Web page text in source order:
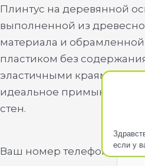
если у
Плинтус на деревянной
выполненной из
материала и
пластиком без
эластичными краями,
идеальное примыкание к
стен.
Ваш номер телефона